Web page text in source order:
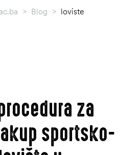
> Blog > loviste
za
sportsko-